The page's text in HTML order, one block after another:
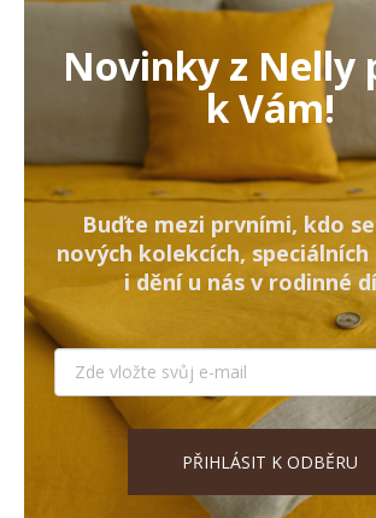
Novinky z Nelly
k Vám!
Buďte mezi prvními, kdo
nových kolekcích, speciálních
i dění u nás v rodinné
PŘIHLÁSIT K ODBĚRU